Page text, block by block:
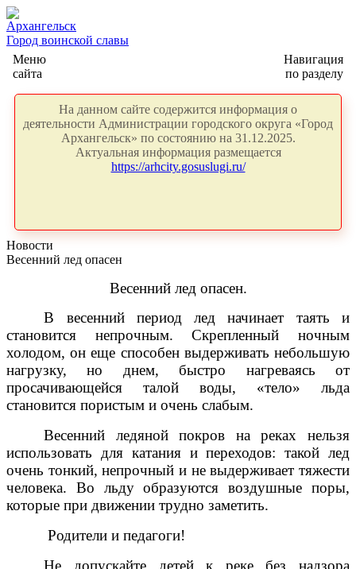
Архангельск
Город воинской славы
Меню
сайта
Навигация
по разделу
На данном сайте содержится информация о
деятельности Администрации городского округа «Город
Архангельск» по состоянию на 31.12.2025.
Актуальная информация размещается
https://arhcity.gosuslugi.ru/
Новости
Весенний лед опасен
Весенний лед опасен.
В весенний период лед начинает таять и
становится непрочным. Скрепленный ночным
холодом, он еще способен выдерживать небольшую
нагрузку, но днем, быстро нагреваясь от
просачивающейся талой воды, «тело» льда
становится пористым и очень слабым.
Весенний ледяной покров на реках нельзя
использовать для катания и переходов: такой лед
очень тонкий, непрочный и не выдерживает тяжести
человека. Во льду образуются воздушные поры,
которые при движении трудно заметить.
Родители и педагоги!
Не допускайте детей к реке без надзора